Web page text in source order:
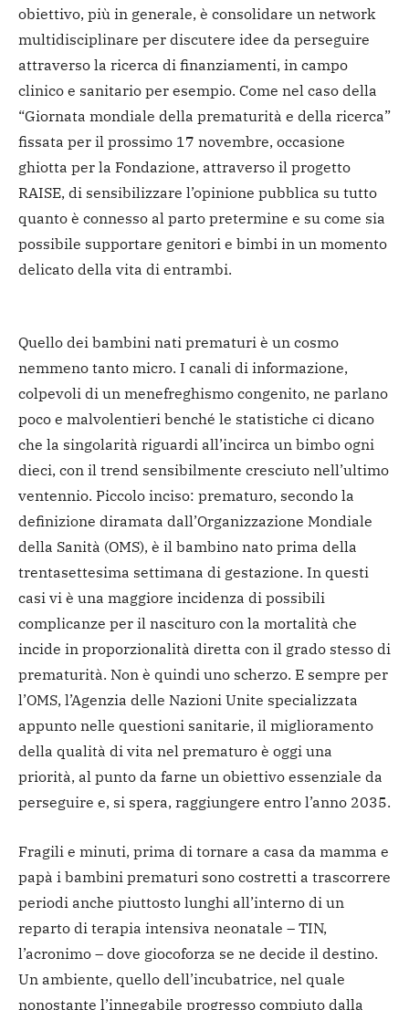
obiettivo, più in generale, è consolidare un network
multidisciplinare per discutere idee da perseguire
attraverso la ricerca di finanziamenti, in campo
clinico e sanitario per esempio. Come nel caso della
“Giornata mondiale della prematurità e della ricerca”
fissata per il prossimo 17 novembre, occasione
ghiotta per la Fondazione, attraverso il progetto
RAISE, di sensibilizzare l’opinione pubblica su tutto
quanto è connesso al parto pretermine e su come sia
possibile supportare genitori e bimbi in un momento
delicato della vita di entrambi.
Quello dei bambini nati prematuri è un cosmo
nemmeno tanto micro. I canali di informazione,
colpevoli di un menefreghismo congenito, ne parlano
poco e malvolentieri benché le statistiche ci dicano
che la singolarità riguardi all’incirca un bimbo ogni
dieci, con il trend sensibilmente cresciuto nell’ultimo
ventennio. Piccolo inciso: prematuro, secondo la
definizione diramata dall’Organizzazione Mondiale
della Sanità (OMS), è il bambino nato prima della
trentasettesima settimana di gestazione. In questi
casi vi è una maggiore incidenza di possibili
complicanze per il nascituro con la mortalità che
incide in proporzionalità diretta con il grado stesso di
prematurità. Non è quindi uno scherzo. E sempre per
l’OMS, l’Agenzia delle Nazioni Unite specializzata
appunto nelle questioni sanitarie, il miglioramento
della qualità di vita nel prematuro è oggi una
priorità, al punto da farne un obiettivo essenziale da
perseguire e, si spera, raggiungere entro l’anno 2035.
Fragili e minuti, prima di tornare a casa da mamma e
papà i bambini prematuri sono costretti a trascorrere
periodi anche piuttosto lunghi all’interno di un
reparto di terapia intensiva neonatale – TIN,
l’acronimo – dove giocoforza se ne decide il destino.
Un ambiente, quello dell’incubatrice, nel quale
nonostante l’innegabile progresso compiuto dalla